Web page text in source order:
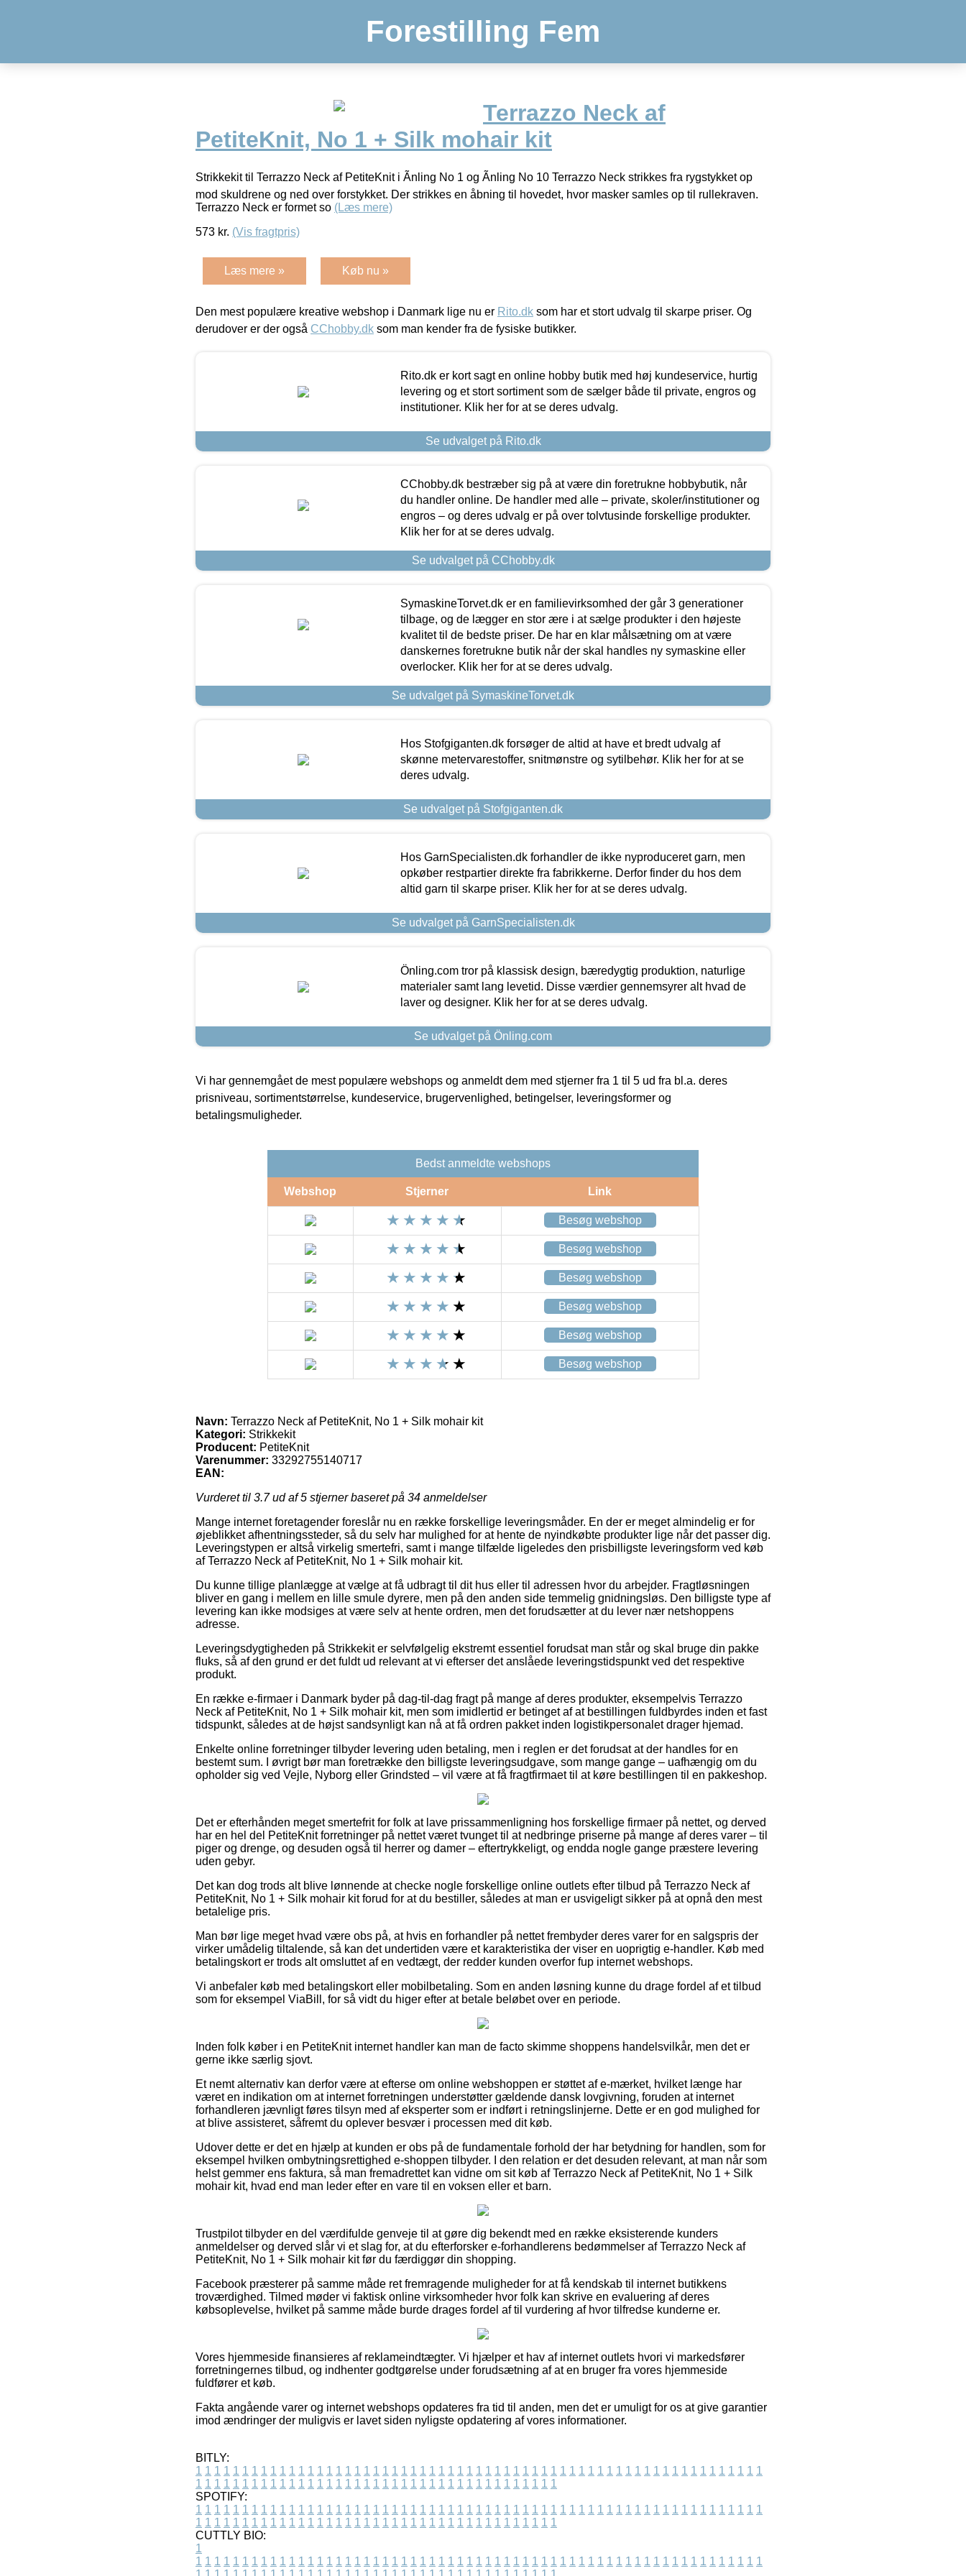
Forestilling Fem
Terrazzo Neck af
PetiteKnit, No 1 + Silk mohair kit
Strikkekit til Terrazzo Neck af PetiteKnit i Ãnling No 1 og Ãnling No 10 Terrazzo Neck strikkes fra rygstykket op
mod skuldrene og ned over forstykket. Der strikkes en åbning til hovedet, hvor masker samles op til rullekraven.
Terrazzo Neck er formet so (Læs mere)
573 kr. (Vis fragtpris)
Læs mere » Køb nu »
Den mest populære kreative webshop i Danmark lige nu er Rito.dk som har et stort udvalg til skarpe priser. Og
derudover er der også CChobby.dk som man kender fra de fysiske butikker.
Rito.dk er kort sagt en online hobby butik med høj kundeservice, hurtig
levering og et stort sortiment som de sælger både til private, engros og
institutioner. Klik her for at se deres udvalg.
Se udvalget på Rito.dk
CChobby.dk bestræber sig på at være din foretrukne hobbybutik, når
du handler online. De handler med alle – private, skoler/institutioner og
engros – og deres udvalg er på over tolvtusinde forskellige produkter.
Klik her for at se deres udvalg.
Se udvalget på CChobby.dk
SymaskineTorvet.dk er en familievirksomhed der går 3 generationer
tilbage, og de lægger en stor ære i at sælge produkter i den højeste
kvalitet til de bedste priser. De har en klar målsætning om at være
danskernes foretrukne butik når der skal handles ny symaskine eller
overlocker. Klik her for at se deres udvalg.
Se udvalget på SymaskineTorvet.dk
Hos Stofgiganten.dk forsøger de altid at have et bredt udvalg af
skønne metervarestoffer, snitmønstre og sytilbehør. Klik her for at se
deres udvalg.
Se udvalget på Stofgiganten.dk
Hos GarnSpecialisten.dk forhandler de ikke nyproduceret garn, men
opkøber restpartier direkte fra fabrikkerne. Derfor finder du hos dem
altid garn til skarpe priser. Klik her for at se deres udvalg.
Se udvalget på GarnSpecialisten.dk
Önling.com tror på klassisk design, bæredygtig produktion, naturlige
materialer samt lang levetid. Disse værdier gennemsyrer alt hvad de
laver og designer. Klik her for at se deres udvalg.
Se udvalget på Önling.com
Vi har gennemgået de mest populære webshops og anmeldt dem med stjerner fra 1 til 5 ud fra bl.a. deres
prisniveau, sortimentstørrelse, kundeservice, brugervenlighed, betingelser, leveringsformer og
betalingsmuligheder.
Bedst anmeldte webshops
Webshop Stjerner Link
Besøg webshop
Besøg webshop
Besøg webshop
Besøg webshop
Besøg webshop
Besøg webshop
Navn: Terrazzo Neck af PetiteKnit, No 1 + Silk mohair kit
Kategori: Strikkekit
Producent: PetiteKnit
Varenummer: 33292755140717
EAN:
Vurderet til 3.7ud af 5 stjerner baseret på 34 anmeldelser
Mange internet foretagender foreslår nu en række forskellige leveringsmåder. En der er meget almindelig er for
øjeblikket afhentningssteder, så du selv har mulighed for at hente de nyindkøbte produkter lige når det passer dig.
Leveringstypen er altså virkelig smertefri, samt i mange tilfælde ligeledes den prisbilligste leveringsform ved køb
af Terrazzo Neck af PetiteKnit, No 1 + Silk mohair kit.
Du kunne tillige planlægge at vælge at få udbragt til dit hus eller til adressen hvor du arbejder. Fragtløsningen
bliver en gang i mellem en lille smule dyrere, men på den anden side temmelig gnidningsløs. Den billigste type af
levering kan ikke modsiges at være selv at hente ordren, men det forudsætter at du lever nær netshoppens
adresse.
Leveringsdygtigheden på Strikkekit er selvfølgelig ekstremt essentiel forudsat man står og skal bruge din pakke
fluks, så af den grund er det fuldt ud relevant at vi efterser det anslåede leveringstidspunkt ved det respektive
produkt.
En række e-firmaer i Danmark byder på dag-til-dag fragt på mange af deres produkter, eksempelvis Terrazzo
Neck af PetiteKnit, No 1 + Silk mohair kit, men som imidlertid er betinget af at bestillingen fuldbyrdes inden et fast
tidspunkt, således at de højst sandsynligt kan nå at få ordren pakket inden logistikpersonalet drager hjemad.
Enkelte online forretninger tilbyder levering uden betaling, men i reglen er det forudsat at der handles for en
bestemt sum. I øvrigt bør man foretrække den billigste leveringsudgave, som mange gange – uafhængig om du
opholder sig ved Vejle, Nyborg eller Grindsted – vil være at få fragtfirmaet til at køre bestillingen til en pakkeshop.
Det er efterhånden meget smertefrit for folk at lave prissammenligning hos forskellige firmaer på nettet, og derved
har en hel del PetiteKnit forretninger på nettet været tvunget til at nedbringe priserne på mange af deres varer – til
piger og drenge, og desuden også til herrer og damer – eftertrykkeligt, og endda nogle gange præstere levering
uden gebyr.
Det kan dog trods alt blive lønnende at checke nogle forskellige online outlets efter tilbud på Terrazzo Neck af
PetiteKnit, No 1 + Silk mohair kit forud for at du bestiller, således at man er usvigeligt sikker på at opnå den mest
betalelige pris.
Man bør lige meget hvad være obs på, at hvis en forhandler på nettet frembyder deres varer for en salgspris der
virker umådelig tiltalende, så kan det undertiden være et karakteristika der viser en uoprigtig e-handler. Køb med
betalingskort er trods alt omsluttet af en vedtægt, der redder kunden overfor fup internet webshops.
Vi anbefaler køb med betalingskort eller mobilbetaling. Som en anden løsning kunne du drage fordel af et tilbud
som for eksempel ViaBill, for så vidt du higer efter at betale beløbet over en periode.
Inden folk køber i en PetiteKnit internet handler kan man de facto skimme shoppens handelsvilkår, men det er
gerne ikke særlig sjovt.
Et nemt alternativ kan derfor være at efterse om online webshoppen er støttet af e-mærket, hvilket længe har
været en indikation om at internet forretningen understøtter gældende dansk lovgivning, foruden at internet
forhandleren jævnligt føres tilsyn med af eksperter som er indført i retningslinjerne. Dette er en god mulighed for
at blive assisteret, såfremt du oplever besvær i processen med dit køb.
Udover dette er det en hjælp at kunden er obs på de fundamentale forhold der har betydning for handlen, som for
eksempel hvilken ombytningsrettighed e-shoppen tilbyder. I den relation er det desuden relevant, at man når som
helst gemmer ens faktura, så man fremadrettet kan vidne om sit køb af Terrazzo Neck af PetiteKnit, No 1 + Silk
mohair kit, hvad end man leder efter en vare til en voksen eller et barn.
Trustpilot tilbyder en del værdifulde genveje til at gøre dig bekendt med en række eksisterende kunders
anmeldelser og derved slår vi et slag for, at du efterforsker e-forhandlerens bedømmelser af Terrazzo Neck af
PetiteKnit, No 1 + Silk mohair kit før du færdiggør din shopping.
Facebook præsterer på samme måde ret fremragende muligheder for at få kendskab til internet butikkens
troværdighed. Tilmed møder vi faktisk online virksomheder hvor folk kan skrive en evaluering af deres
købsoplevelse, hvilket på samme måde burde drages fordel af til vurdering af hvor tilfredse kunderne er.
Vores hjemmeside finansieres af reklameindtægter. Vi hjælper et hav af internet outlets hvori vi markedsfører
forretningernes tilbud, og indhenter godtgørelse under forudsætning af at en bruger fra vores hjemmeside
fuldfører et køb.
Fakta angående varer og internet webshops opdateres fra tid til anden, men det er umuligt for os at give garantier
imod ændringer der muligvis er lavet siden nyligste opdatering af vores informationer.
BITLY:
1 1 1 1 1 1 1 1 1 1 1 1 1 1 1 1 1 1 1 1 1 1 1 1 1 1 1 1 1 1 1 1 1 1 1 1 1 1 1 1 1 1 1 1 1 1 1 1 1 1 1 1 1 1 1 1 1 1 1 1 1
1 1 1 1 1 1 1 1 1 1 1 1 1 1 1 1 1 1 1 1 1 1 1 1 1 1 1 1 1 1 1 1 1 1 1 1 1 1 1
SPOTIFY:
1 1 1 1 1 1 1 1 1 1 1 1 1 1 1 1 1 1 1 1 1 1 1 1 1 1 1 1 1 1 1 1 1 1 1 1 1 1 1 1 1 1 1 1 1 1 1 1 1 1 1 1 1 1 1 1 1 1 1 1 1
1 1 1 1 1 1 1 1 1 1 1 1 1 1 1 1 1 1 1 1 1 1 1 1 1 1 1 1 1 1 1 1 1 1 1 1 1 1 1
CUTTLY BIO:
1
1 1 1 1 1 1 1 1 1 1 1 1 1 1 1 1 1 1 1 1 1 1 1 1 1 1 1 1 1 1 1 1 1 1 1 1 1 1 1 1 1 1 1 1 1 1 1 1 1 1 1 1 1 1 1 1 1 1 1 1 1